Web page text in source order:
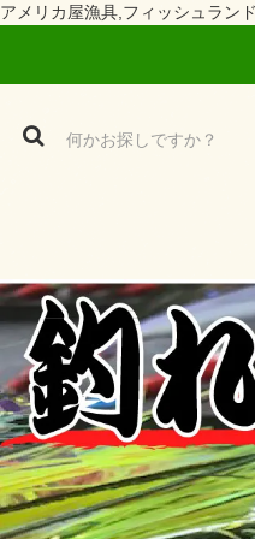
アメリカ屋漁具,フィッシュラン